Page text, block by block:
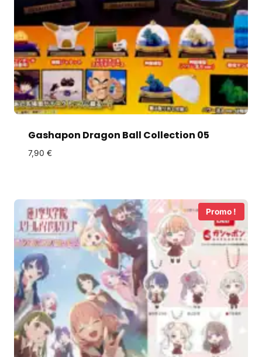
Gashapon Dragon Ball Collection 05
7,90 €
Promo !